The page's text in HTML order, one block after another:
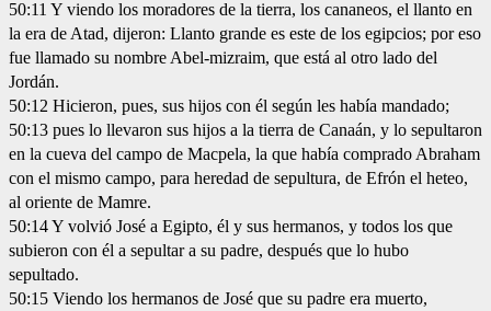
50:11 Y viendo los moradores de la tierra, los cananeos, el llanto en
la era de Atad, dijeron: Llanto grande es este de los egipcios; por eso
fue llamado su nombre Abel-mizraim, que está al otro lado del
Jordán.
50:12 Hicieron, pues, sus hijos con él según les había mandado;
50:13 pues lo llevaron sus hijos a la tierra de Canaán, y lo sepultaron
en la cueva del campo de Macpela, la que había comprado Abraham
con el mismo campo, para heredad de sepultura, de Efrón el heteo,
al oriente de Mamre.
50:14 Y volvió José a Egipto, él y sus hermanos, y todos los que
subieron con él a sepultar a su padre, después que lo hubo
sepultado.
50:15 Viendo los hermanos de José que su padre era muerto,